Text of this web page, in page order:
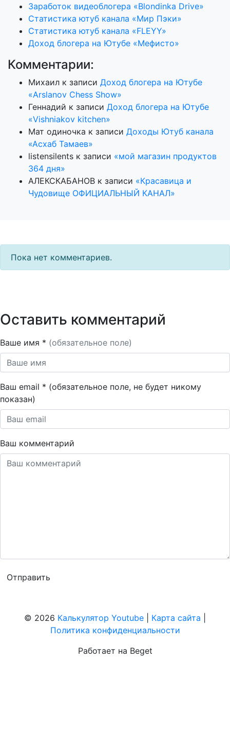
Заработок видеоблогера «Blondinka Drive»
Статистика ютуб канала «Мир Пэки»
Статистика ютуб канала «FLEYY»
Доход блогера на Ютубе «Мефисто»
Комментарии:
Михаил к записи Доход блогера на Ютубе
«Arslanov Chess Show»
Геннадий к записи Доход блогера на Ютубе
«Vishniakov kitchen»
Мат одиночка к записи Доходы Ютуб канала
«Асхаб Тамаев»
listensilents к записи «мой магазин продуктов
364 дня»
АЛЕКСКАБАНОВ к записи «Красавица и
Чудовище ОФИЦИАЛЬНЫЙ КАНАЛ»
Пока нет комментариев.
Оставить комментарий
Ваше имя * (обязательное поле)
Ваш email * (обязательное поле, не будет никому
показан)
Ваш комментарий
© 2026 Калькулятор Youtube Карта сайта
Политика конфиденциальности
Работает на Beget